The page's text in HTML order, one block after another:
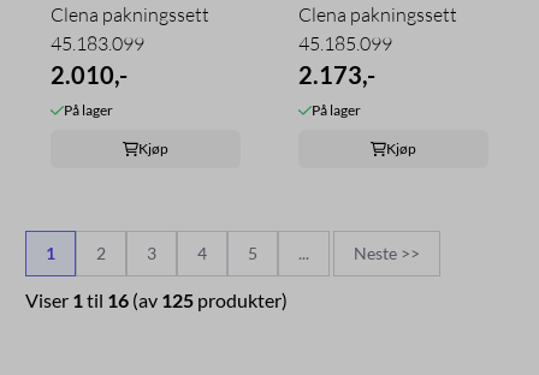
Clena pakningssett
45.183.099
2.010,-
På lager
Kjøp
Clena pakningssett
45.185.099
2.173,-
På lager
Kjøp
1 2 3 4 5 ... Neste >>
Viser 1 til 16 (av 125 produkter)